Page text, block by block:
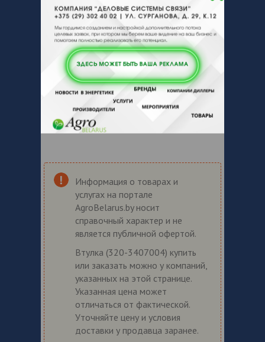
Информация о товарах и
услугах на портале
AgroBelarus.by носит
справочный характер и не
является публичной офертой.
Втулка (320-3407004) купить
или заказать можно у компаний,
указанных на этой странице.
Указанная цена может
отличаться от фактической.
Уточняйте цену и условия
доставки у продавца заранее.